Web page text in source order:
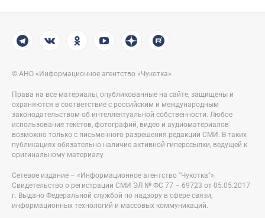
© АНО «Информационное агентство «Чукотка»
Права на все материалы, опубликованные на сайте, защищены и
охраняются в соответствие с российским и международным
законодательством об интеллектуальной собственности. Любое
использование текстов, фотографий, видео и аудиоматериалов
возможно только с письменного разрешения редакции СМИ. В таких
публикациях обязательно наличие активной гиперссылки, ведущей к
оригинальному материалу.
Сетевое издание – «Информационное агентство "Чукотка"».
Свидетельство о регистрации СМИ ЭЛ № ФС 77 – 69723 от 05.05.2017
г. Выдано Федеральной службой по надзору в сфере связи,
информационных технологий и массовых коммуникаций.